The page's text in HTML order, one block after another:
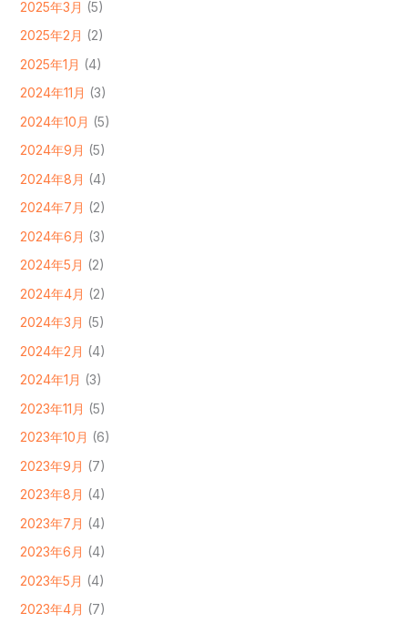
2025年3月 (5)
2025年2月 (2)
2025年1月 (4)
2024年11月 (3)
2024年10月 (5)
2024年9月 (5)
2024年8月 (4)
2024年7月 (2)
2024年6月 (3)
2024年5月 (2)
2024年4月 (2)
2024年3月 (5)
2024年2月 (4)
2024年1月 (3)
2023年11月 (5)
2023年10月 (6)
2023年9月 (7)
2023年8月 (4)
2023年7月 (4)
2023年6月 (4)
2023年5月 (4)
2023年4月 (7)